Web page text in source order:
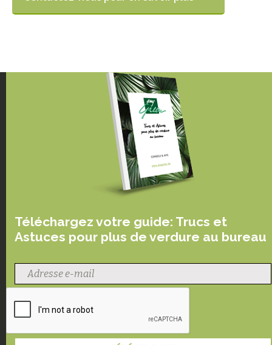
Téléchargez votre guide: Trucs et
Astuces pour plus de verdure au bureau